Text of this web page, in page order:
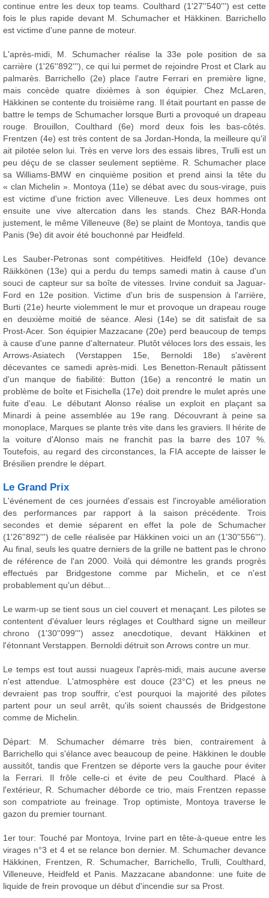
continue entre les deux top teams. Coulthard (1'27''540''') est cette
fois le plus rapide devant M. Schumacher et Häkkinen. Barrichello
est victime d'une panne de moteur.
L'après-midi, M. Schumacher réalise la 33e pole position de sa
carrière (1'26''892'''), ce qui lui permet de rejoindre Prost et Clark au
palmarès. Barrichello (2e) place l'autre Ferrari en première ligne,
mais concède quatre dixièmes à son équipier. Chez McLaren,
Häkkinen se contente du troisième rang. Il était pourtant en passe de
battre le temps de Schumacher lorsque Burti a provoqué un drapeau
rouge. Brouillon, Coulthard (6e) mord deux fois les bas-côtés.
Frentzen (4e) est très content de sa Jordan-Honda, la meilleure qu'il
ait pilotée selon lui. Très en verve lors des essais libres, Trulli est un
peu déçu de se classer seulement septième. R. Schumacher place
sa Williams-BMW en cinquième position et prend ainsi la tête du
« clan Michelin ». Montoya (11e) se débat avec du sous-virage, puis
est victime d'une friction avec Villeneuve. Les deux hommes ont
ensuite une vive altercation dans les stands. Chez BAR-Honda
justement, le même Villeneuve (8e) se plaint de Montoya, tandis que
Panis (9e) dit avoir été bouchonné par Heidfeld.
Les Sauber-Petronas sont compétitives. Heidfeld (10e) devance
Räikkönen (13e) qui a perdu du temps samedi matin à cause d'un
souci de capteur sur sa boîte de vitesses. Irvine conduit sa Jaguar-
Ford en 12e position. Victime d'un bris de suspension à l'arrière,
Burti (21e) heurte violemment le mur et provoque un drapeau rouge
en deuxième moitié de séance. Alesi (14e) se dit satisfait de sa
Prost-Acer. Son équipier Mazzacane (20e) perd beaucoup de temps
à cause d'une panne d'alternateur. Plutôt véloces lors des essais, les
Arrows-Asiatech (Verstappen 15e, Bernoldi 18e) s'avèrent
décevantes ce samedi après-midi. Les Benetton-Renault pâtissent
d'un manque de fiabilité: Button (16e) a rencontré le matin un
problème de boîte et Fisichella (17e) doit prendre le mulet après une
fuite d'eau. Le débutant Alonso réalise un exploit en plaçant sa
Minardi à peine assemblée au 19e rang. Découvrant à peine sa
monoplace, Marques se plante très vite dans les graviers. Il hérite de
la voiture d'Alonso mais ne franchit pas la barre des 107 %.
Toutefois, au regard des circonstances, la FIA accepte de laisser le
Brésilien prendre le départ.
Le Grand Prix
L'événement de ces journées d'essais est l'incroyable amélioration
des performances par rapport à la saison précédente. Trois
secondes et demie séparent en effet la pole de Schumacher
(1'26''892''') de celle réalisée par Häkkinen voici un an (1'30''556''').
Au final, seuls les quatre derniers de la grille ne battent pas le chrono
de référence de l'an 2000. Voilà qui démontre les grands progrès
effectués par Bridgestone comme par Michelin, et ce n'est
probablement qu'un début...
Le warm-up se tient sous un ciel couvert et menaçant. Les pilotes se
contentent d'évaluer leurs réglages et Coulthard signe un meilleur
chrono (1'30''099''') assez anecdotique, devant Häkkinen et
l'étonnant Verstappen. Bernoldi détruit son Arrows contre un mur.
Le temps est tout aussi nuageux l'après-midi, mais aucune averse
n'est attendue. L'atmosphère est douce (23°C) et les pneus ne
devraient pas trop souffrir, c'est pourquoi la majorité des pilotes
partent pour un seul arrêt, qu'ils soient chaussés de Bridgestone
comme de Michelin.
Départ: M. Schumacher démarre très bien, contrairement à
Barrichello qui s'élance avec beaucoup de peine. Häkkinen le double
aussitôt, tandis que Frentzen se déporte vers la gauche pour éviter
la Ferrari. Il frôle celle-ci et évite de peu Coulthard. Placé à
l'extérieur, R. Schumacher déborde ce trio, mais Frentzen repasse
son compatriote au freinage. Trop optimiste, Montoya traverse le
gazon du premier tournant.
1er tour: Touché par Montoya, Irvine part en tête-à-queue entre les
virages n°3 et 4 et se relance bon dernier. M. Schumacher devance
Häkkinen, Frentzen, R. Schumacher, Barrichello, Trulli, Coulthard,
Villeneuve, Heidfeld et Panis. Mazzacane abandonne: une fuite de
liquide de frein provoque un début d'incendie sur sa Prost.